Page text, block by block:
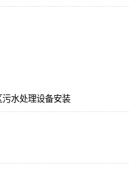
水处理设备安装